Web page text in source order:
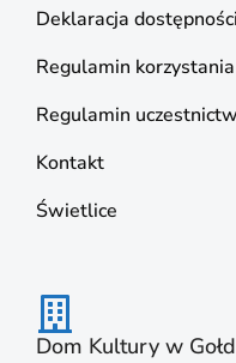
Deklaracja dostępności
Regulamin korzystania
Regulamin
Kontakt
Świetlice
Dom Kultury w